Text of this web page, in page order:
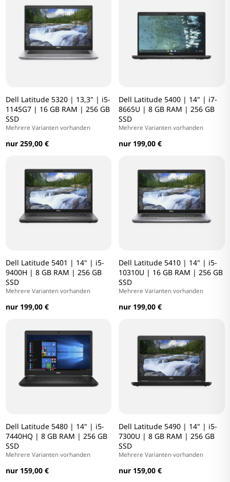
Dell Latitude 5320 | 13,3" | i5-
1145G7 | 16 GB RAM | 256 GB
SSD
Mehrere Varianten vorhanden
nur 259,00 €
Dell Latitude 5400 | 14" | i7-
8665U | 8 GB RAM | 256 GB
SSD
Mehrere Varianten vorhanden
nur 199,00 €
Dell Latitude 5401 | 14" | i5-
9400H | 8 GB RAM | 256 GB
SSD
Mehrere Varianten vorhanden
nur 199,00 €
Dell Latitude 5410 | 14" | i5-
10310U | 16 GB RAM | 256 GB
SSD
Mehrere Varianten vorhanden
nur 199,00 €
Dell Latitude 5480 | 14" | i5-
7440HQ | 8 GB RAM | 256 GB
SSD
Mehrere Varianten vorhanden
nur 159,00 €
Dell Latitude 5490 | 14" | i5-
7300U | 8 GB RAM | 256 GB
SSD
Mehrere Varianten vorhanden
nur 159,00 €